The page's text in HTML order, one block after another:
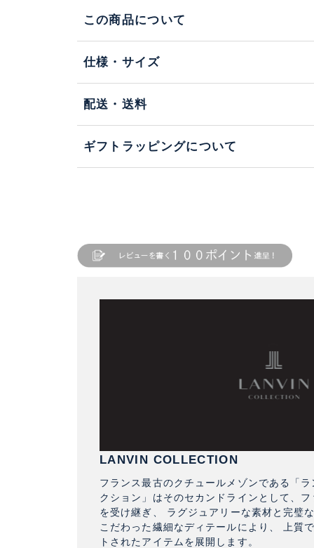
この商品について
仕様・サイズ
配送・送料
ギフトラッピングについて
LANVIN COLLECTION
フランス最古のクチュールメゾンである「
クション」はそのセカンドラインとして、
を受け継ぎ、 ラグジュアリーな素材と完璧
こだわった繊細なディテールにより、 上質
トされたアイテムを展開します。